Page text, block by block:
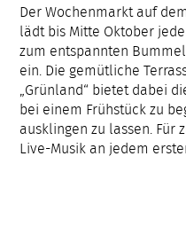
Der Wochenmarkt auf
lädt bis Mitte Oktober
zum entspannten
ein. Die gemütliche
„Grünland“ bietet dabei
bei einem Frühstück zu
ausklingen zu lassen. Für
Live-Musik an jedem